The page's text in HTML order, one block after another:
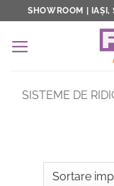
to
content
SHOWROOM | IAȘI,
SISTEME DE